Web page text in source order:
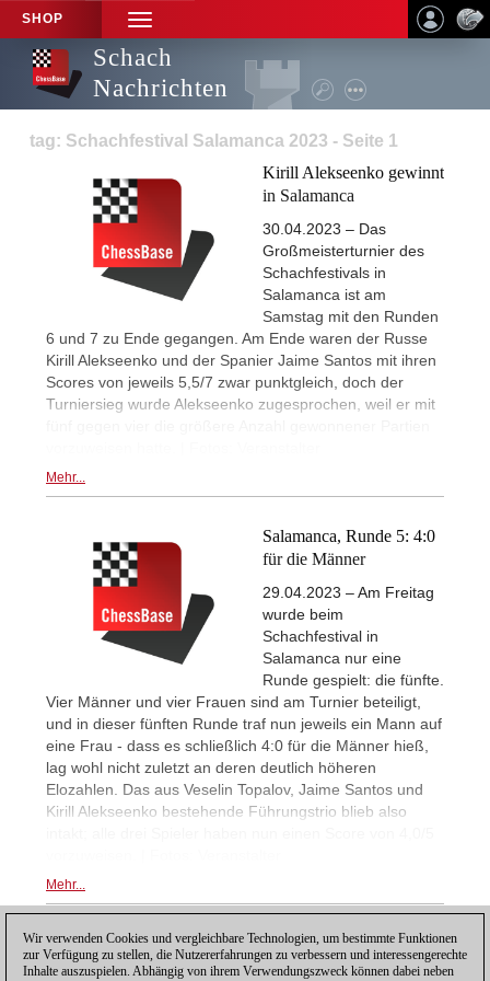
SHOP
TOGGLE
NAVIGATION
Schach
Nachrichten
tag: Schachfestival Salamanca 2023 - Seite 1
Kirill Alekseenko gewinnt
in Salamanca
30.04.2023 – Das
Großmeisterturnier des
Schachfestivals in
Salamanca ist am
Samstag mit den Runden
6 und 7 zu Ende gegangen. Am Ende waren der Russe
Kirill Alekseenko und der Spanier Jaime Santos mit ihren
Scores von jeweils 5,5/7 zwar punktgleich, doch der
Turniersieg wurde Alekseenko zugesprochen, weil er mit
Mehr...
Salamanca, Runde 5: 4:0
für die Männer
29.04.2023 – Am Freitag
wurde beim
Schachfestival in
Salamanca nur eine
Runde gespielt: die fünfte.
Vier Männer und vier Frauen sind am Turnier beteiligt,
und in dieser fünften Runde traf nun jeweils ein Mann auf
eine Frau - dass es schließlich 4:0 für die Männer hieß,
lag wohl nicht zuletzt an deren deutlich höheren
Elozahlen. Das aus Veselin Topalov, Jaime Santos und
Kirill Alekseenko bestehende Führungstrio blieb also
Mehr...
1
Wir verwenden Cookies und vergleichbare Technologien, um bestimmte Funktionen
zur Verfügung zu stellen, die Nutzererfahrungen zu verbessern und interessengerechte
Inhalte auszuspielen. Abhängig von ihrem Verwendungszweck können dabei neben